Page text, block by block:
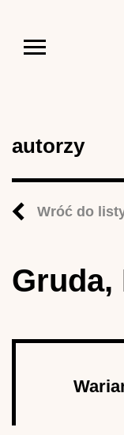
autorzy
Wróć do
Gruda,